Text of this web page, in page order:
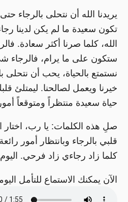
يريدنا الله أن نتحلى بالرجاء
تكون سعيدة ما لم يكن لدينا
الله، كلما صرنا أكثر سعادة.
ستكون على ما يرام، فالرجاء
نستمتع بالحياة، يحب أن نتحلى
خيرنا ويعمل لصالحنا. ليمتلئ
حياة سعيدة منتظراً ومتوقعاً
صلِ هذه الكلمات: يا رب، اختار
قلبي بالرجاء وبانتظار أمور
كلما زاد رجاءي زاد فرحي.
الآن يمكنك الاستماع للتأمل